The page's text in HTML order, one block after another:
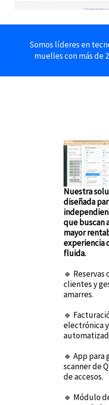
Somos líderes en
muelles con más de
Nuestra
diseñada
que buscan
mayor
experiencia
fluida.
🔹 Reservas
clientes y
amarres.
🔹
electrónica
🔹 App para
scanner de
de accesos.
🔹 Módulo